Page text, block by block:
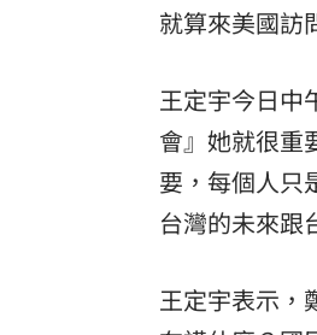
就算來美國訪
王定宇今日中
會』她就很重
要，每個人只
台灣的未來跟
王定宇表示，